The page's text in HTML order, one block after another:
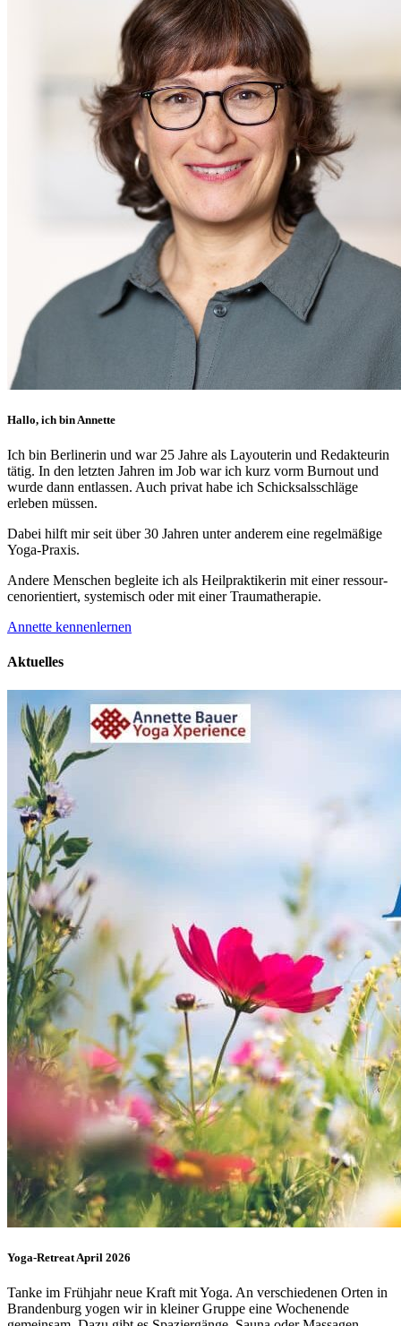
Hallo, ich bin Annette
Ich bin Berlinerin und war 25 Jahre als Layouterin und Redak­teurin
tätig. In den letzten Jahren im Job war ich kurz vorm Burnout und
wurde dann ent­lassen. Auch privat habe ich Schick­sals­schläge
erleben müssen.
Dabei hilft mir seit über 30 Jahren unter anderem eine regelmäßige
Yoga-Praxis.
Andere Menschen begleite ich als Heil­prakti­kerin mit einer ressour­
cenorien­tiert, systemisch oder mit einer Trauma­therapie.
Annette kennenlernen
Aktuelles
Yoga-Retreat April 2026
Tanke im Frühjahr neue Kraft mit Yoga. An verschiedenen Orten in
Brandenburg yogen wir in kleiner Gruppe eine Wochenende